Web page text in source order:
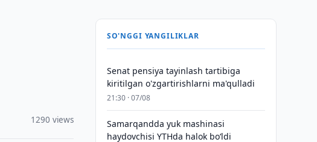
1290 views
SO'NGGI YANGILIKLAR
Senat pensiya tayinlash tartibiga
kiritilgan o'zgartirishlarni ma'qulladi
21:30 · 07/08
Samarqandda yuk mashinasi
haydovchisi YTHda halok bo‘ldi